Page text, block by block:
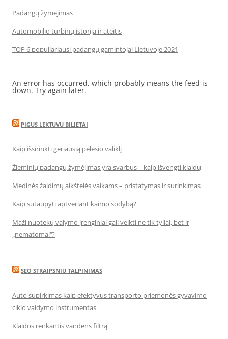
Padangų žymėjimas
Automobilio turbinų istorija ir ateitis
TOP 6 populiariausi padangų gamintojai Lietuvoje 2021
An error has occurred, which probably means the feed is
down. Try again later.
PIGUS LEKTUVU BILIETAI
Kaip išsirinkti geriausią pelėsio valiklį
Žieminių padangų žymėjimas yra svarbus – kaip išvengti klaidų
Medinės žaidimų aikštelės vaikams – pristatymas ir surinkimas
Kaip sutaupyti aptveriant kaimo sodybą?
Maži nuotekų valymo įrenginiai gali veikti ne tik tyliai, bet ir
„nematomai‘‘?
SEO STRAIPSNIU TALPINIMAS
Auto supirkimas kaip efektyvus transporto priemonės gyvavimo
ciklo valdymo instrumentas
Klaidos renkantis vandens filtrą